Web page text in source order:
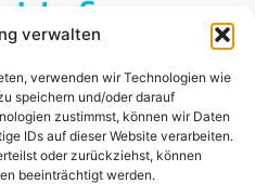
verwalten
verwenden wir Technologien wie
speichern und/oder darauf
zustimmst, können wir Daten
IDs auf dieser Website verarbeiten.
oder zurückziehst, können
beeinträchtigt werden.